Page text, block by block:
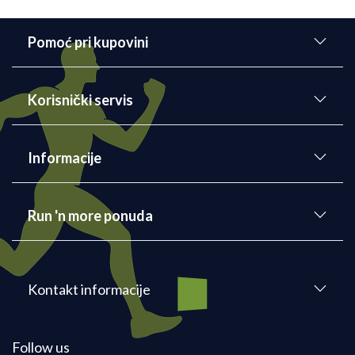
Pomoć pri kupovini
Korisnički servis
Informacije
Run 'n more ponuda
Kontakt informacije
Follow us